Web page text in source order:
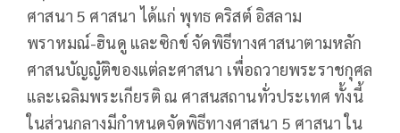
ศาสนา 5 ศาสนา ได้แก่ พุทธ คริสต์ อิสลาม
พราหมณ์-ฮินดู และซิกข์ จัดพิธีทางศาสนาตามหลัก
ศาสนบัญญัติของแต่ละศาสนา เพื่อถวายพระราชกุศล
และเฉลิมพระเกียรติ ณ ศาสนสถานทั่วประเทศ ทั้งนี้
ในส่วนกลางมีกำหนดจัดพิธีทางศาสนา 5 ศาสนา ใน